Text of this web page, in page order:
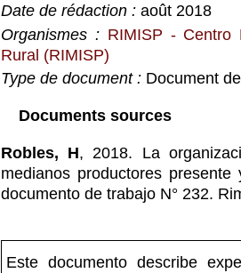
Date de rédaction : août 2018
Organismes : RIMISP - Centro
Rural (RIMISP)
Type de document : Document
Documents sources
Robles, H, 2018. La
medianos productores
documento de trabajo N° 232.
Este documento describe